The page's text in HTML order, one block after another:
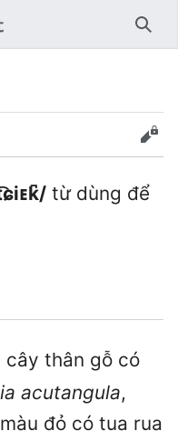
Tìm
dõi
từ dùng để
cây thân gỗ có
acutangula,
đỏ có tua rua